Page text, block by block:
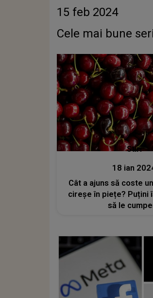
15 feb 2024
Cele mai bune
Stiri
18 ian
Cât a ajuns să coste
cireșe în piețe? Puțini
să le